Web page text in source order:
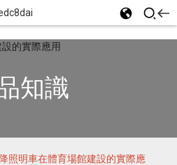
知識
照明車在體育場館建設的實際應